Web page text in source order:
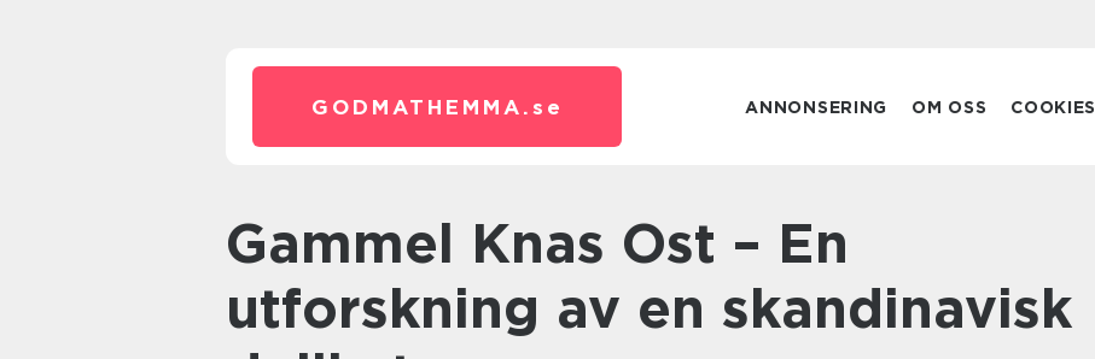
GODMATHEMMA. se ANNONSERING OM OSS COOKIES
Gammel Knas Ost – En
utforskning av en skandinavisk